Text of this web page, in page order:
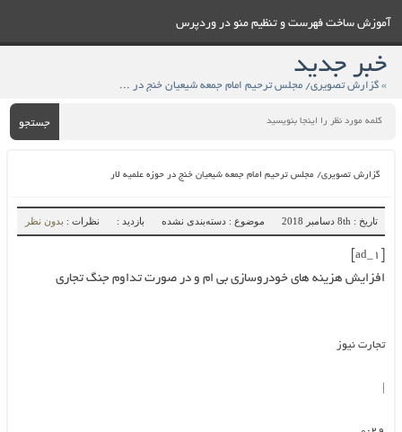
آموزش ساخت فهرست و تنظيم منو در وردپرس
خبر جدید
» گزارش تصویری/ مجلس ترحیم امام جمعه شیعیان خنج در حوزه علمیه لار
جستجو
گزارش تصویری/ مجلس ترحیم امام جمعه شیعیان خنج در حوزه علمیه لار
تاریخ : 8th دسامبر 2018 موضوع : دسته‌بندی نشده بازدید : نظرات : بدون نظر
افزایش هزینه های خودروسازی بی ام و در صورت تداوم جنگ تجاری
تجارت نیوز